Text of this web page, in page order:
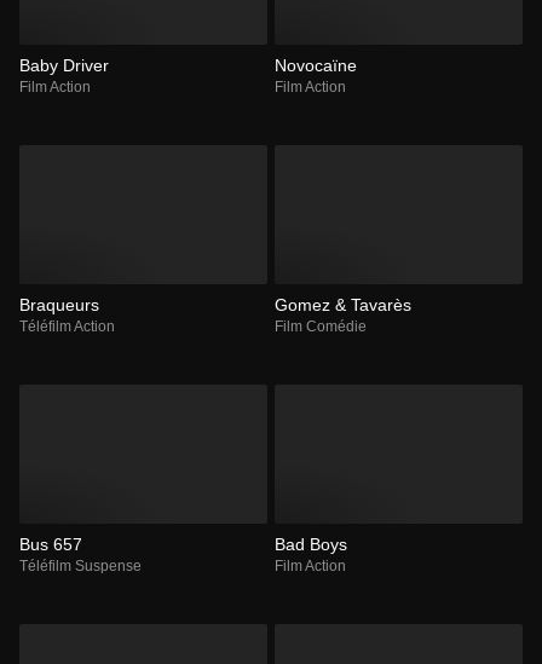
Baby Driver
Film Action
Novocaïne
Film Action
Braqueurs
Téléfilm Action
Gomez & Tavarès
Film Comédie
Bus 657
Téléfilm Suspense
Bad Boys
Film Action